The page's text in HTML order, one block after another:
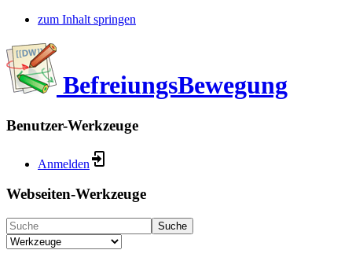
zum Inhalt springen
BefreiungsBewegung
Benutzer-Werkzeuge
Anmelden
Webseiten-Werkzeuge
Suche